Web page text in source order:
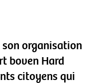
son organisation
boven Hard
citoyens qui